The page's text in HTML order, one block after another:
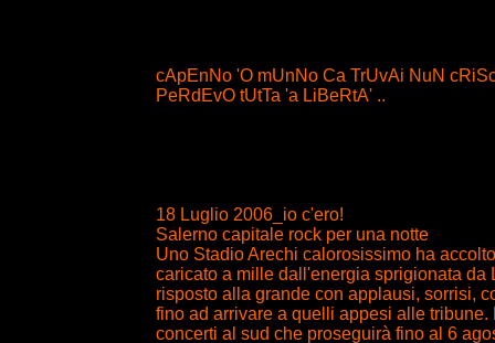
cApEnNo 'O mUnNo Ca TrUvAi NuN
PeRdEvO tUtTa 'a LiBeRtA' ..
18 Luglio 2006_io c'ero!
Salerno capitale rock per una notte
Uno Stadio Arechi calorosissimo ha
caricato a mille dall'energia sprigionata da
risposto alla grande con applausi, sorrisi,
fino ad arrivare a quelli appesi alle
concerti al sud che proseguirà fino al 6